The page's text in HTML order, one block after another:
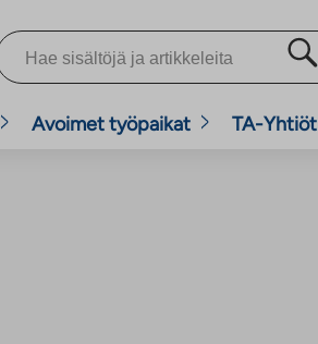
Avoimet työpaikat TA-Yhtiöt